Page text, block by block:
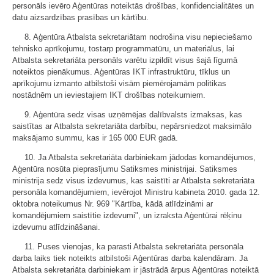
personāls ievēro Aģentūras noteiktās drošības, konfidencialitātes un
datu aizsardzības prasības un kārtību.
8. Aģentūra Atbalsta sekretariātam nodrošina visu nepieciešamo
tehnisko aprīkojumu, tostarp programmatūru, un materiālus, lai
Atbalsta sekretariāta personāls varētu izpildīt visus šajā līgumā
noteiktos pienākumus. Aģentūras IKT infrastruktūru, tīklus un
aprīkojumu izmanto atbilstoši visām piemērojamām politikas
nostādnēm un ieviestajiem IKT drošības noteikumiem.
9. Aģentūra sedz visas uzņēmējas dalībvalsts izmaksas, kas
saistītas ar Atbalsta sekretariāta darbību, nepārsniedzot maksimālo
maksājamo summu, kas ir 165 000 EUR gadā.
10. Ja Atbalsta sekretariāta darbiniekam jādodas komandējumos,
Aģentūra nosūta pieprasījumu Satiksmes ministrijai. Satiksmes
ministrija sedz visus izdevumus, kas saistīti ar Atbalsta sekretariāta
personāla komandējumiem, ievērojot Ministru kabineta 2010. gada 12.
oktobra noteikumus Nr. 969 "Kārtība, kādā atlīdzināmi ar
komandējumiem saistītie izdevumi", un izraksta Aģentūrai rēķinu
izdevumu atlīdzināšanai.
11. Puses vienojas, ka parasti Atbalsta sekretariāta personāla
darba laiks tiek noteikts atbilstoši Aģentūras darba kalendāram. Ja
Atbalsta sekretariāta darbiniekam ir jāstrādā ārpus Aģentūras noteiktā